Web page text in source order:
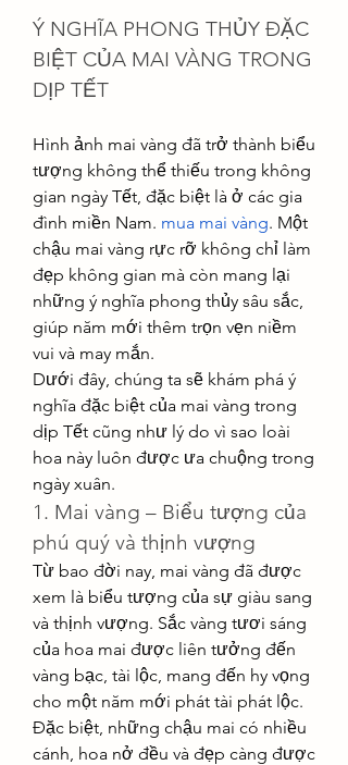
Ý NGHĨA PHONG THỦY ĐẶC
BIỆT CỦA MAI VÀNG TRONG
DỊP TẾT
Hình ảnh mai vàng đã trở thành biểu
tượng không thể thiếu trong không
gian ngày Tết, đặc biệt là ở các gia
đình miền Nam. mua mai vàng. Một
chậu mai vàng rực rỡ không chỉ làm
đẹp không gian mà còn mang lại
những ý nghĩa phong thủy sâu sắc,
giúp năm mới thêm trọn vẹn niềm
vui và may mắn.
Dưới đây, chúng ta sẽ khám phá ý
nghĩa đặc biệt của mai vàng trong
dịp Tết cũng như lý do vì sao loài
hoa này luôn được ưa chuộng trong
ngày xuân.
1. Mai vàng – Biểu tượng của
phú quý và thịnh vượng
Từ bao đời nay, mai vàng đã được
xem là biểu tượng của sự giàu sang
và thịnh vượng. Sắc vàng tươi sáng
của hoa mai được liên tưởng đến
vàng bạc, tài lộc, mang đến hy vọng
cho một năm mới phát tài phát lộc.
Đặc biệt, những chậu mai có nhiều
cánh, hoa nở đều và đẹp càng được